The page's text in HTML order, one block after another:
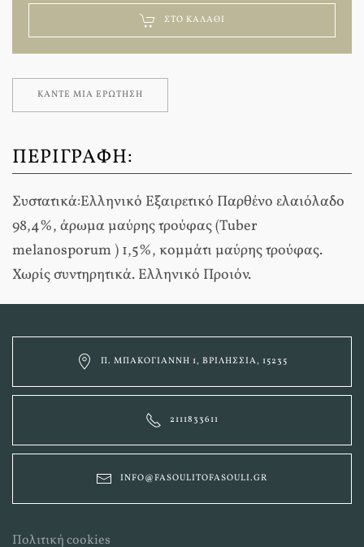
ΣΤΟ ΚΑΛΆΘΙ
ΚΆΝΤΕ ΜΊΑ ΕΡΏΤΗΣΗ
ΠΕΡΙΓΡΑΦΉ:
Συστατικά:Ελληνικό Eξαιρετικό Παρθένο ελαιόλαδο
98,4%, άρωμα μαύρης τρούφας (Tuber
melanosporum ) 1,5%, κομμάτι μαύρης τρούφας.
Χωρίς συντηρητικά. Ελληνικό Προιόν.
Π. ΜΠΑΚΟΓΙΆΝΝΗ 1, ΒΡΙΛΉΣΣΙΑ, 15235
2111833611
INFO@FASOULITOFASOULI.GR
Πολιτική cookies